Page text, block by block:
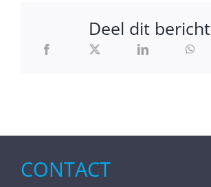
Deel dit bericht
CONTACT